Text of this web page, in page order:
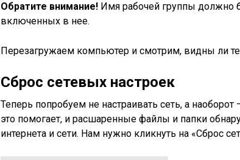
Обратите внимание! Имя рабочей группы должно
включенных в нее.
Перезагружаем компьютер и смотрим, видны ли
Сброс сетевых настроек
Теперь попробуем не настраивать сеть, а
это помогает, и расшаренные файлы и папки
интернета и сети. Нам нужно кликнуть на «Сброс